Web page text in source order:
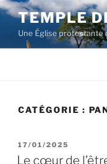
Aller
contenu
principal
TEMPLE
Une Église protestante
CATÉGORIE :
PUBLIÉ
LE
17/01/2025
Le cœur de